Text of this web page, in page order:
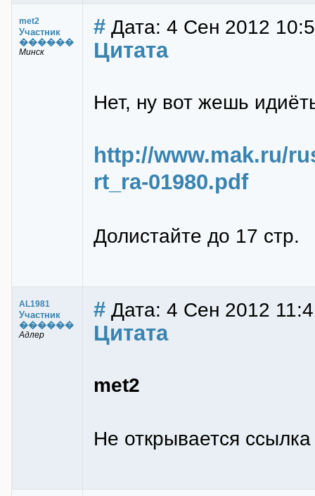
met2
Участник
������
Минск
# Дата: 4 Сен 2012
Цитата
Нет, ну вот жешь
http://www.mak.ru/
rt_ra-01980.pdf
Долистайте до 17 стр.
AL1981
Участник
������
Адлер
# Дата: 4 Сен 2012
Цитата
met2
Не открывается ссылка